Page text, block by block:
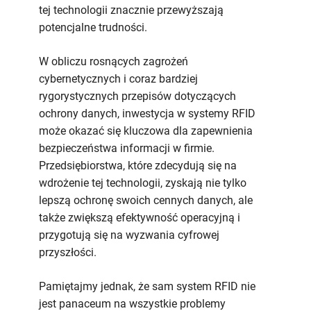
tej technologii znacznie przewyższają
potencjalne trudności.
W obliczu rosnących zagrożeń
cybernetycznych i coraz bardziej
rygorystycznych przepisów dotyczących
ochrony danych, inwestycja w systemy RFID
może okazać się kluczowa dla zapewnienia
bezpieczeństwa informacji w firmie.
Przedsiębiorstwa, które zdecydują się na
wdrożenie tej technologii, zyskają nie tylko
lepszą ochronę swoich cennych danych, ale
także zwiększą efektywność operacyjną i
przygotują się na wyzwania cyfrowej
przyszłości.
Pamiętajmy jednak, że sam system RFID nie
jest panaceum na wszystkie problemy